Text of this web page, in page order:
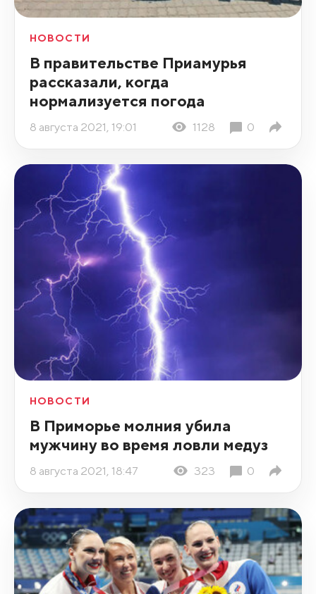
НОВОСТИ
В правительстве Приамурья
рассказали, когда
нормализуется погода
8 августа 2021, 19:01 1128 0
НОВОСТИ
В Приморье молния убила
мужчину во время ловли медуз
8 августа 2021, 18:47 323 0